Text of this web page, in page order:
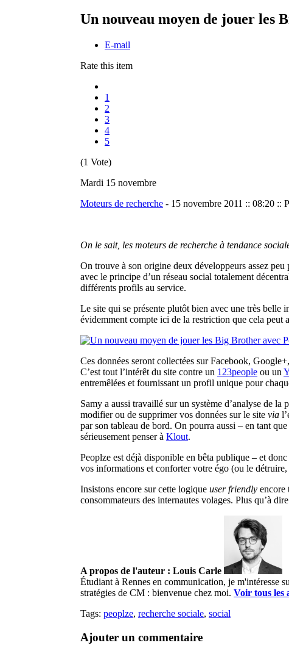
Un nouveau moyen de jouer les
E-mail
Rate this item
1
2
3
4
5
(1 Vote)
Mardi 15 novembre
Moteurs de recherche - 15 novembre 2011 :: 08:20 ::
On le sait, les moteurs de recherche à tendance
On trouve à son origine deux développeurs assez
avec le principe d’un réseau social totalement
différents profils au service.
Le site qui se présente plutôt bien avec une très belle
évidemment compte ici de la restriction que cela peut
Ces données seront collectées sur Facebook, Google+,
C’est tout l’intérêt du site contre un 123people ou un
entremêlées et fournissant un profil unique pour
Samy a aussi travaillé sur un système d’analyse de
modifier ou de supprimer vos données sur le site via
par son tableau de bord. On pourra aussi – en tant
sérieusement penser à Klout.
Peoplze est déjà disponible en bêta publique – et
vos informations et conforter votre égo (ou le
Insistons encore sur cette logique user friendly encore
consommateurs des internautes volages. Plus qu’à
A propos de l'auteur : Louis Carle
Étudiant à Rennes en communication, je m'intéresse
stratégies de CM : bienvenue chez moi. Voir tous les
Tags: peoplze, recherche sociale, social
Ajouter un commentaire